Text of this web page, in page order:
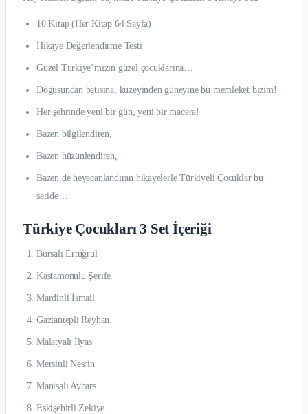
10 Kitap (Her Kitap 64 Sayfa)
Hikaye Değerlendirme Testi
Güzel Türkiye’mizin güzel çocuklarına…
Doğusundan batısına, kuzeyinden güneyine bu memleket bizim!
Her şehrinde yeni bir gün, yeni bir macera!
Bazen bilgilendiren,
Bazen hüzünlendiren,
Bazen de heyecanlandıran hikayelerle Türkiyeli Çocuklar bu
seride…
Türkiye Çocukları 3 Set İçeriği
Bursalı Ertuğrul
Kastamonulu Şerife
Mardinli İsmail
Gaziantepli Reyhan
Malatyalı İlyas
Mersinli Nesrin
Manisalı Aybars
Eskişehirli Zekiye